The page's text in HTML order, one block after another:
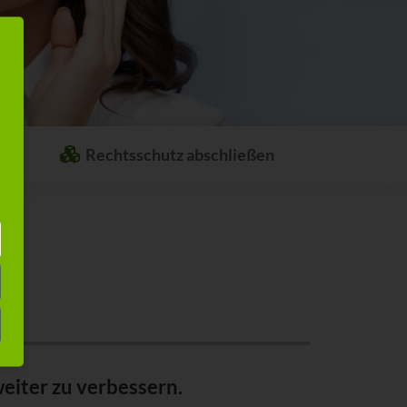
Rechtsschutz abschließen
zu verbessern.